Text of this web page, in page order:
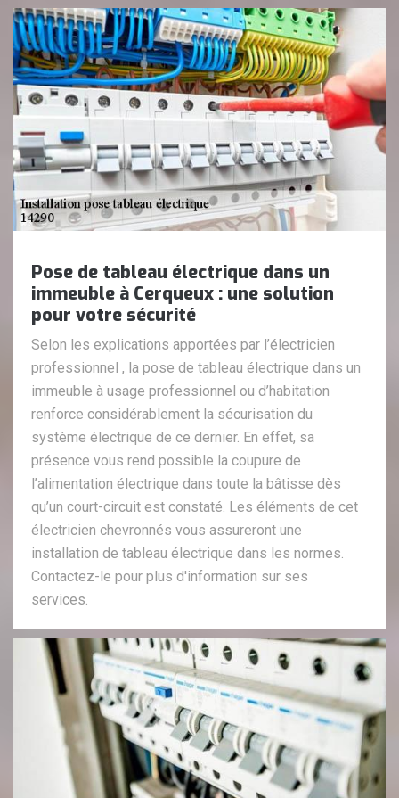
Pose de tableau électrique dans un
immeuble à Cerqueux : une solution
pour votre sécurité
Selon les explications apportées par l’électricien
professionnel , la pose de tableau électrique dans un
immeuble à usage professionnel ou d’habitation
renforce considérablement la sécurisation du
système électrique de ce dernier. En effet, sa
présence vous rend possible la coupure de
l’alimentation électrique dans toute la bâtisse dès
qu’un court-circuit est constaté. Les éléments de cet
électricien chevronnés vous assureront une
installation de tableau électrique dans les normes.
Contactez-le pour plus d'information sur ses
services.